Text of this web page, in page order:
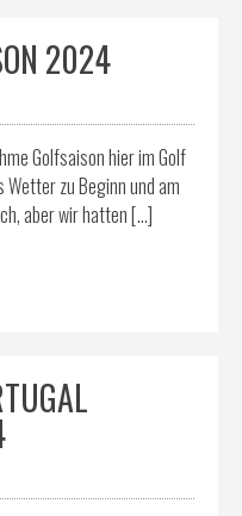
2024
Golfsaison hier im Golf
Wetter zu Beginn und am
aber wir hatten […]